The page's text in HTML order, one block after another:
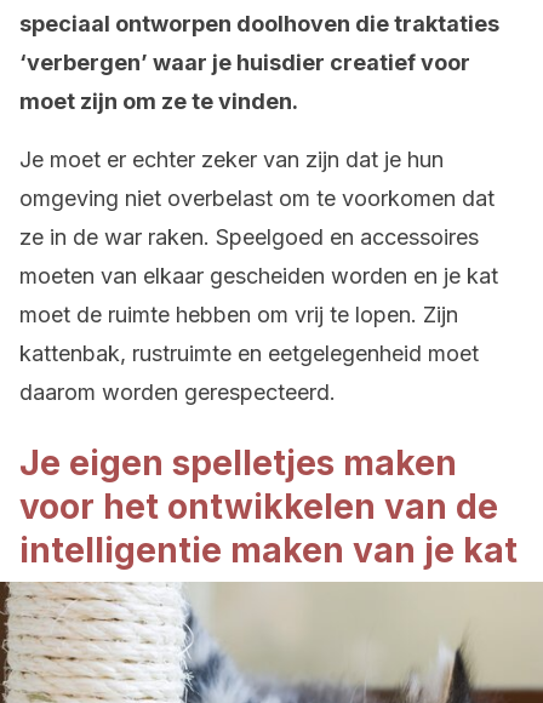
speciaal ontworpen doolhoven die traktaties
‘verbergen’ waar je huisdier creatief voor
moet zijn om ze te vinden.
Je moet er echter zeker van zijn dat je hun
omgeving niet overbelast om te voorkomen dat
ze in de war raken. Speelgoed en accessoires
moeten van elkaar gescheiden worden en je kat
moet de ruimte hebben om vrij te lopen. Zijn
kattenbak, rustruimte en eetgelegenheid moet
daarom worden gerespecteerd.
Je eigen spelletjes maken
voor het ontwikkelen van de
intelligentie maken van je kat